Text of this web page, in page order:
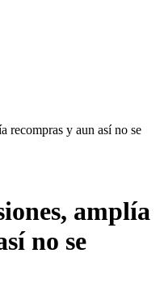
recompras y aun así no se
amplía
no se